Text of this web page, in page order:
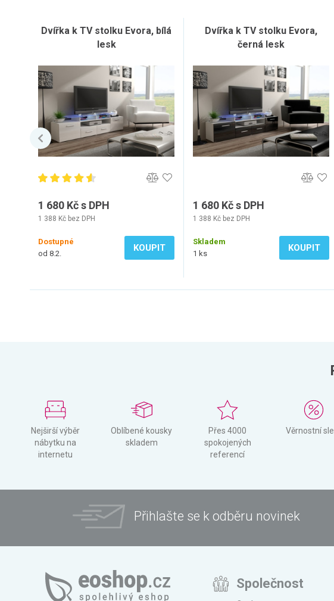
Dvířka k TV stolku Evora, bílá
lesk
1 680 Kč s DPH
1 388 Kč bez DPH
Dostupné
od 8.2.
KOUPIT
Dvířka k TV stolku Evora,
černá lesk
1 680 Kč s DPH
1 388 Kč bez DPH
Skladem
1 ks
KOUPIT
Nejširší výběr
nábytku na
internetu
Oblíbené kousky
skladem
Přes 4000
spokojených
referencí
Věrnostní
Přihlašte se k odběru novinek
Společnost